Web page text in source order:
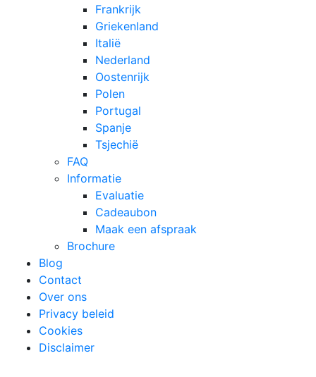
Frankrijk
Griekenland
Italië
Nederland
Oostenrijk
Polen
Portugal
Spanje
Tsjechië
FAQ
Informatie
Evaluatie
Cadeaubon
Maak een afspraak
Brochure
Blog
Contact
Over ons
Privacy beleid
Cookies
Disclaimer